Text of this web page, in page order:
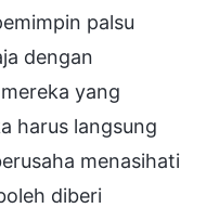
palsu
dengan
yang
harus langsung
menasihati
diberi